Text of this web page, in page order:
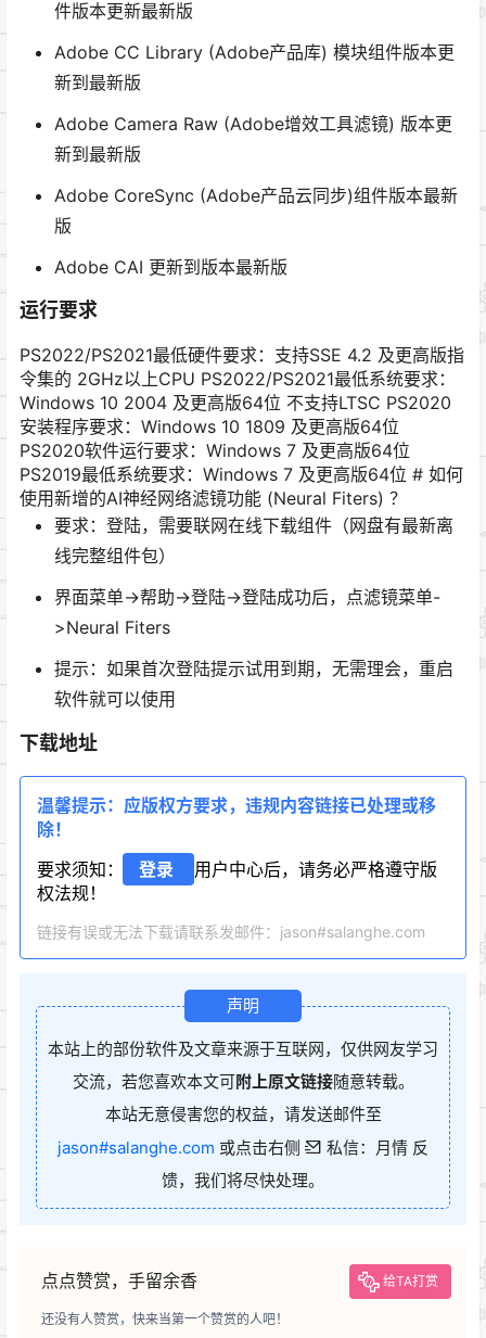
件版本更新最新版
Adobe CC Library (Adobe产品库) 模块组件版本更
新到最新版
Adob​​e Camera Raw (Adobe增效工具滤镜) 版本更
新到最新版
Adob​​e CoreSync (Adobe产品云同步)组件版本最新
版
Adob​​e CAI 更新到版本最新版
运行要求
PS2022/PS2021最低硬件要求：支持SSE 4.2 及更高版指
令集的 2GHz以上CPU PS2022/PS2021最低系统要求：
Windows 10 2004 及更高版64位 不支持LTSC PS2020
安装程序要求：Windows 10 1809 及更高版64位
PS2020软件运行要求：Windows 7 及更高版64位
PS2019最低系统要求：Windows 7 及更高版64位 # 如何
使用新增的AI神经网络滤镜功能 (Neural Fiters) ？
要求：登陆，需要联网在线下载组件（网盘有最新离
线完整组件包）
界面菜单->帮助->登陆->登陆成功后，点滤镜菜单-
>Neural Fiters
提示：如果首次登陆提示试用到期，无需理会，重启
软件就可以使用
下载地址
温馨提示：应版权方要求，违规内容链接已处理或移
除！
要求须知：
登录
用户中心后，请务必严格遵守版
权法规！
链接有误或无法下载请联系发邮件：jason#salanghe.com
声明
本站上的部份软件及文章来源于互联网，仅供网友学习
交流，若您喜欢本文可附上原文链接随意转载。
本站无意侵害您的权益，请发送邮件至
jason#salanghe.com 或点击右侧
私信：月情 反
馈，我们将尽快处理。
点点赞赏，手留余香 给TA打赏
还没有人赞赏，快来当第一个赞赏的人吧！